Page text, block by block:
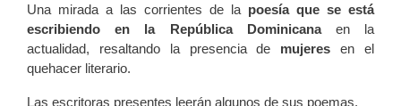
Una mirada a las corrientes de la poesía que se está
escribiendo en la República Dominicanaen la
actualidad, resaltando la presencia de mujeresen el
quehacer literario.
Las escritoras presentes leerán algunos de sus poemas.